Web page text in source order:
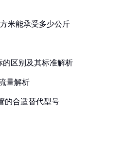
米能承受多少公斤
的区别及其标准解析
量解析
的合适替代型号